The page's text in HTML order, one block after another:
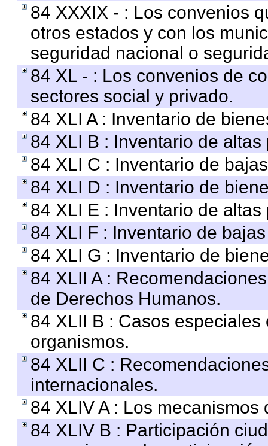
84 XXXIX - : Los convenios
otros estados y con los
seguridad nacional o
84 XL - : Los convenios de
sectores social y privado.
84 XLI A : Inventario de
84 XLI B : Inventario de
84 XLI C : Inventario de
84 XLI D : Inventario de
84 XLI E : Inventario de
84 XLI F : Inventario de
84 XLI G : Inventario de
84 XLII A :
de Derechos Humanos.
84 XLII B : Casos
organismos.
84 XLII C :
internacionales.
84 XLIV A : Los
84 XLIV B : Participación